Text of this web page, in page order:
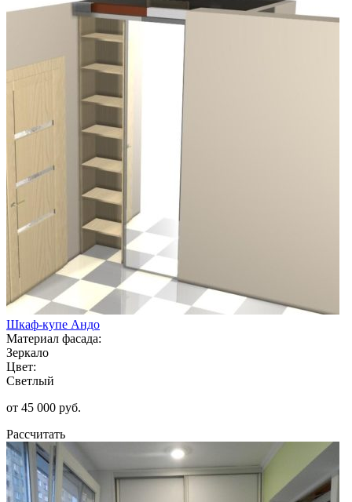
Шкаф-купе Андо
Материал фасада:
Зеркало
Цвет:
Светлый
от 45 000 руб.
Рассчитать